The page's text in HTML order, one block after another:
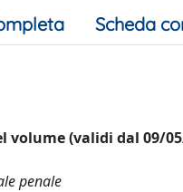
Scheda
(validi dal 09/
penale